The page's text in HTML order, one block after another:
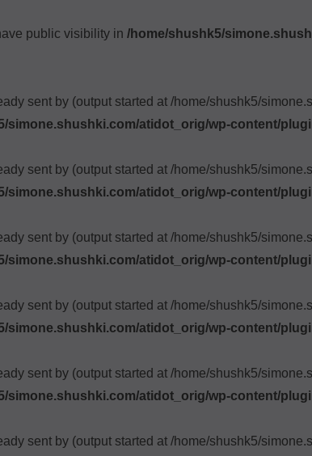
public visibility in /home/shushk5/
sent by (output started at /home/shushk5/
simone.shushki.com/atidot_orig/wp-content/
sent by (output started at /home/shushk5/
simone.shushki.com/atidot_orig/wp-content/
sent by (output started at /home/shushk5/
simone.shushki.com/atidot_orig/wp-content/
sent by (output started at /home/shushk5/
simone.shushki.com/atidot_orig/wp-content/
sent by (output started at /home/shushk5/
simone.shushki.com/atidot_orig/wp-content/
sent by (output started at /home/shushk5/